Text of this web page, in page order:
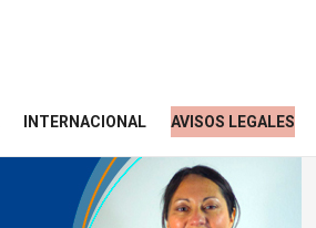
INTERNACIONAL AVISOS LEGALES